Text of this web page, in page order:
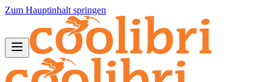
Zum Hauptinhalt springen